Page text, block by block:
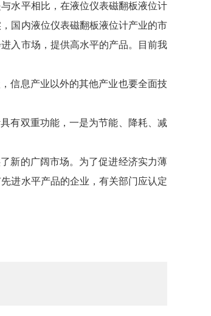
水平相比，在液位仪表磁翻板液位计
国内液位仪表磁翻板液位计产业的市
入市场，提供高水平的产品。目前我
信息产业以外的其他产业也要全面技
有双重功能，一是为节能、降耗、减
新的广阔市场。为了促进经济实力薄
进水平产品的企业，有关部门应认定